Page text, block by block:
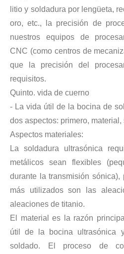
El sistema de recubrimiento de
litio y soldadura por lengüeta,
oro, etc., la precisión de
nuestros equipos de
CNC (como centros de
que la precisión del
requisitos.
Quinto. vida de cuerno
- La vida útil de la bocina de
dos aspectos: primero,
Aspectos materiales:
La soldadura ultrasónica
metálicos sean flexibles
durante la transmisión
más utilizados son las
aleaciones de titanio.
El material es la razón
útil de la bocina ultrasónica
soldado. El proceso de